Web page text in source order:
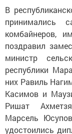
В
принимались
комбайнеров,
поздравил
министр
республики
них Равиль
Касимов и
Ришат
Марсель
удостоились